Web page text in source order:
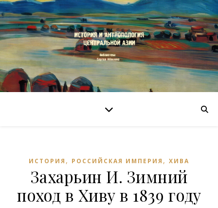
ИСТОРИЯ , РОССИЙСКАЯ ИМПЕРИЯ , ХИВА
Захарьин И. Зимний
поход в Хиву в 1839 году